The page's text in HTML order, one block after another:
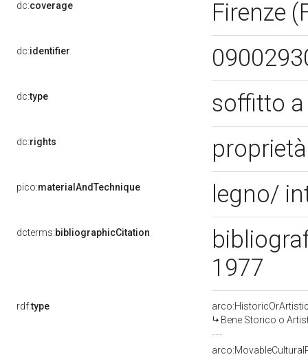
dc:coverage Firenze
dc:identifier
dc:type soffitto
dc:rights
pico:materialAndTechnique legno/
dcterms:bibliographicCitation
1977
rdf:type
Bene Storico o